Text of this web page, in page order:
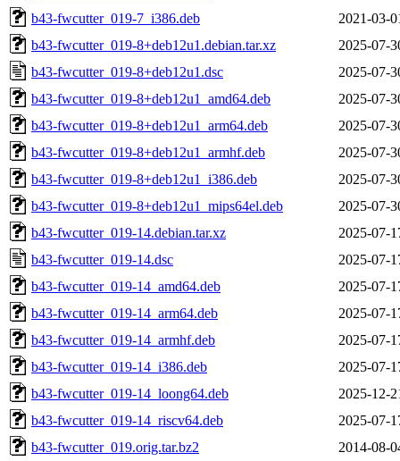
b43-fwcutter_019-7_i386.deb
2021-03-
b43-fwcutter_019-8+deb12u1.debian.tar.xz
2025-07-
b43-fwcutter_019-8+deb12u1.dsc
2025-07-
b43-fwcutter_019-8+deb12u1_amd64.deb
2025-07-
b43-fwcutter_019-8+deb12u1_arm64.deb
2025-07-
b43-fwcutter_019-8+deb12u1_armhf.deb
2025-07-
b43-fwcutter_019-8+deb12u1_i386.deb
2025-07-
b43-fwcutter_019-8+deb12u1_mips64el.deb
2025-07-
b43-fwcutter_019-14.debian.tar.xz
2025-07-
b43-fwcutter_019-14.dsc
2025-07-
b43-fwcutter_019-14_amd64.deb
2025-07-
b43-fwcutter_019-14_arm64.deb
2025-07-
b43-fwcutter_019-14_armhf.deb
2025-07-
b43-fwcutter_019-14_i386.deb
2025-07-
b43-fwcutter_019-14_loong64.deb
2025-12-
b43-fwcutter_019-14_riscv64.deb
2025-07-
b43-fwcutter_019.orig.tar.bz2
2014-08-